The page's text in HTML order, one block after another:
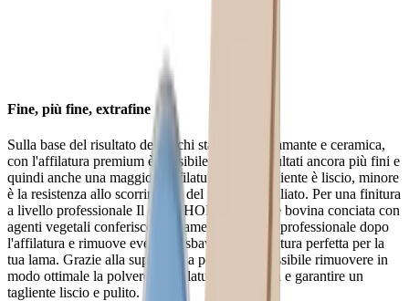
Fine, più fine, extrafine
Sulla base del risultato dei dischi standard in diamante e ceramica,
con l'affilatura premium è possibile ottenere risultati ancora più fini e
quindi anche una maggiore affilatura. Più il tagliente è liscio, minore
è la resistenza allo scorrimento del materiale tagliato. Per una finitura
a livello professionale Il cuoio HORL® in pelle bovina conciata con
agenti vegetali conferisce alle lame una finitura professionale dopo
l'affilatura e rimuove eventuali sbavature. Affilatura perfetta per la
tua lama. Grazie alla superficie a pori fini, è possibile rimuovere in
modo ottimale la polvere di affilatura dalla lama e garantire un
tagliente liscio e pulito.